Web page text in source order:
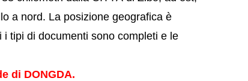
a nord. La posizione geografica è
i tipi di documenti sono completi e le
di DONGDA.